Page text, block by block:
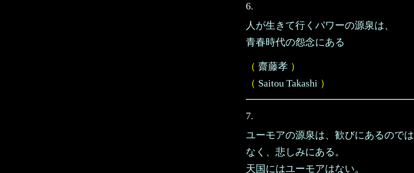
6.
人が生きて行くパワーの源泉は、
青春時代の怨念にある
（ 齋藤孝 ）
（ Saitou Takashi ）
7.
ユーモアの源泉は、歓びにあるのでは
なく、悲しみにある。
天国にはユーモアはない。